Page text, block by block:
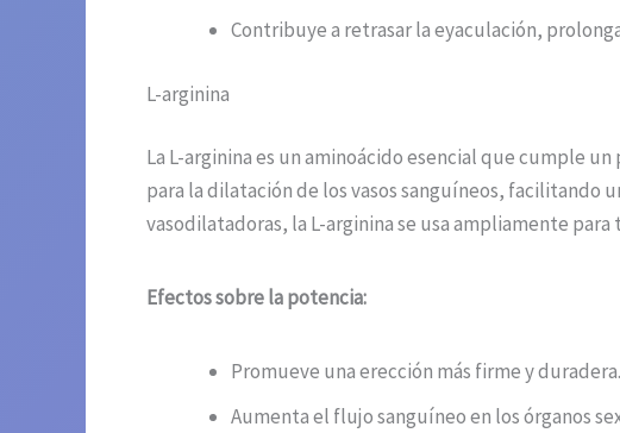
Contribuye a retrasar la eyaculación,
L-arginina
La L-arginina es un aminoácido esencial que cumple
para la dilatación de los vasos sanguíneos, facilitando
vasodilatadoras, la L-arginina se usa ampliamente
Efectos sobre la potencia:
Promueve una erección más firme y duradera.
Aumenta el flujo sanguíneo en los órganos